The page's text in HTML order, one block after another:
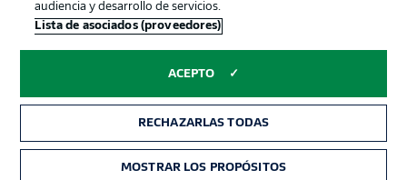
Trabajos
Jugadores Condiciones de uso
audiencia y desarrollo de servicios.
Lista de asociados (proveedores)
ACEPTO
RECHAZARLAS TODAS
MOSTRAR LOS PROPÓSITOS